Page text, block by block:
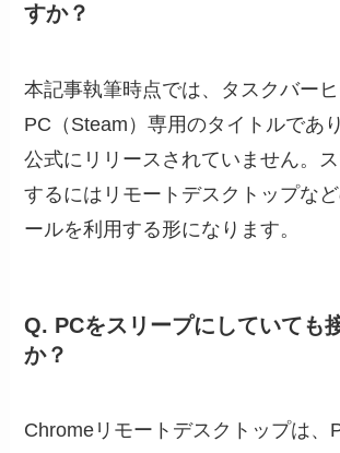
すか？
本記事執筆時点では、タスクバー
PC（Steam）専用のタイトルであ
公式にリリースされていません。
するにはリモートデスクトップな
ールを利用する形になります。
Q. PCをスリープにしていても
か？
Chromeリモートデスクトップは、